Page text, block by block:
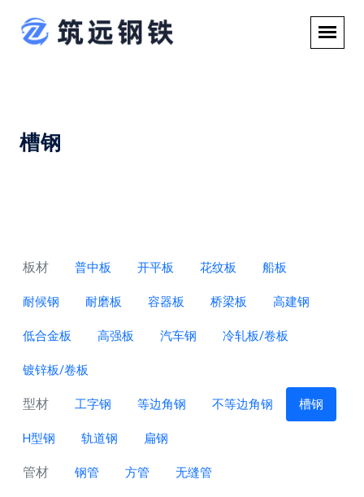
槽钢
板材 普中板 开平板 花纹板 船板
耐候钢 耐磨板 容器板 桥梁板 高建钢
低合金板 高强板 汽车钢 冷轧板/卷板
镀锌板/卷板
型材 工字钢 等边角钢 不等边角钢 槽钢
H型钢 轨道钢 扁钢
管材 钢管 方管 无缝管